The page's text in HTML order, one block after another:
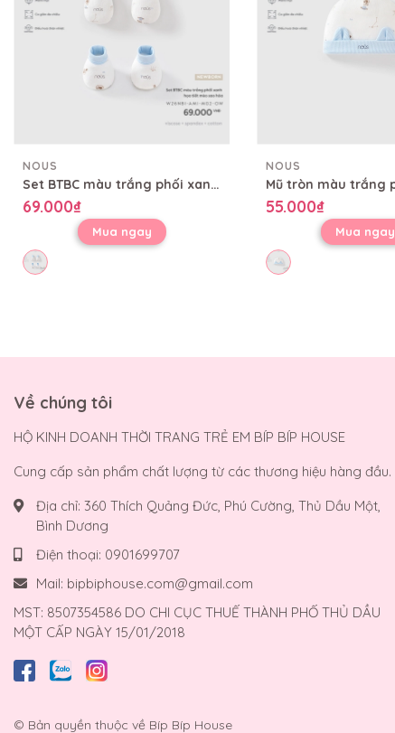
NOUS
Set BTBC màu trắng phối xanh họa tiết mèo sao hỏa
69.000₫
Mua ngay
NOUS
55.000₫
Mua ngay
Về chúng tôi
HỘ KINH DOANH THỜI TRANG TRẺ EM BÍP BÍP HOUSE
Cung cấp sản phẩm chất lượng từ các thương hiệu hàng đầu.
Địa chỉ: 360 Thích Quảng Đức, Phú Cường, Thủ Dầu Một,
Bình Dương
Điện thoại: 0901699707
Mail: bipbiphouse.com@gmail.com
MST: 8507354586 DO CHI CỤC THUẾ THÀNH PHỐ THỦ DẦU
MỘT CẤP NGÀY 15/01/2018
© Bản quyền thuộc về Bíp Bíp House